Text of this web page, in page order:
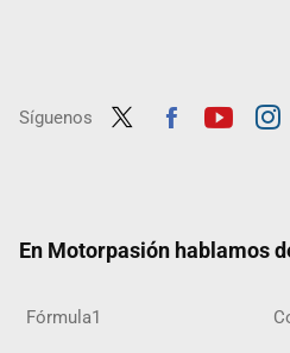
Síguenos
En Motorpasión hablamos
Fórmula1